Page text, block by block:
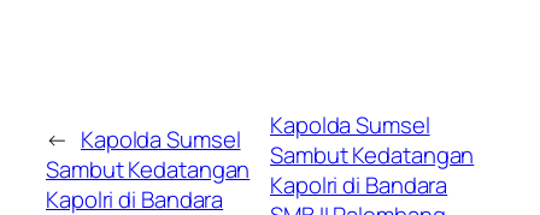
← Kapolda Sumsel
Sambut Kedatangan
Kapolri di Bandara
Kapolda Sumsel
Sambut Kedatangan
Kapolri di Bandara